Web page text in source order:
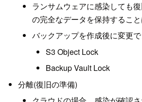
ランサムウェアに感染しても
の完全なデータを保持するこ
バックアップを作成後に変更
S3 Object Lock
Backup Vault Lock
分離(復旧の準備)